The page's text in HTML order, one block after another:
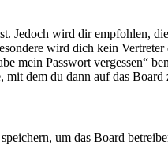
Jedoch wird dir empfohlen,
wird dich kein
mein Passwort vergessen“
mit dem du dann auf das Board
um das Board